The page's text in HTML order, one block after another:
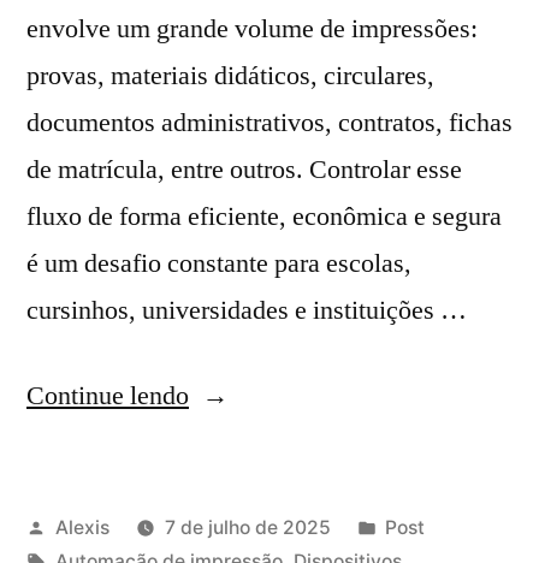
envolve um grande volume de impressões:
provas, materiais didáticos, circulares,
documentos administrativos, contratos, fichas
de matrícula, entre outros. Controlar esse
fluxo de forma eficiente, econômica e segura
é um desafio constante para escolas,
cursinhos, universidades e instituições …
Continue lendo
Alexis 7 de julho de 2025
Post